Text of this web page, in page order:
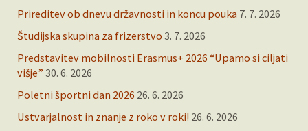
Prireditev ob dnevu državnosti in koncu pouka 7. 7. 2026
Študijska skupina za frizerstvo 3. 7. 2026
Predstavitev mobilnosti Erasmus+ 2026 “Upamo si ciljati
višje” 30. 6. 2026
Poletni športni dan 2026 26. 6. 2026
Ustvarjalnost in znanje z roko v roki! 26. 6. 2026